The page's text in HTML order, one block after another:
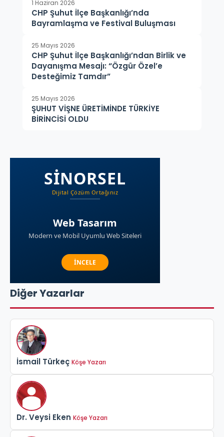
1 Haziran 2026
CHP Şuhut İlçe Başkanlığı’nda
Bayramlaşma ve Festival Buluşması
25 Mayıs 2026
CHP Şuhut İlçe Başkanlığı’ndan Birlik ve
Dayanışma Mesajı: “Özgür Özel’e
Desteğimiz Tamdır”
25 Mayıs 2026
ŞUHUT VİŞNE ÜRETİMİNDE TÜRKİYE
BİRİNCİSİ OLDU
Diğer Yazarlar
İsmail Türkeç Köşe Yazarı
Dr. Veysi Eken Köşe Yazarı